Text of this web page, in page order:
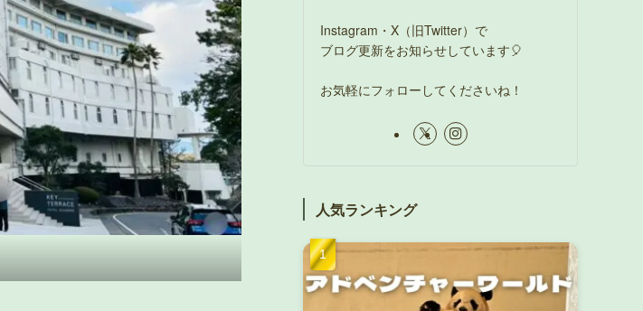
Instagram・X（旧Twitter）で
ブログ更新をお知らせしています🎈
お気軽にフォローしてくださいね！
人気ランキング